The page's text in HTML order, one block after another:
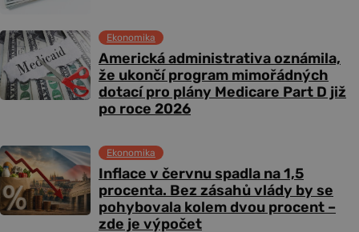
Americká administrativa oznámila,
že ukončí program mimořádných
dotací pro plány Medicare Part D již
po roce 2026
Ekonomika
Inflace v červnu spadla na 1,5
procenta. Bez zásahů vlády by se
pohybovala kolem dvou procent –
zde je výpočet
Ekonomika